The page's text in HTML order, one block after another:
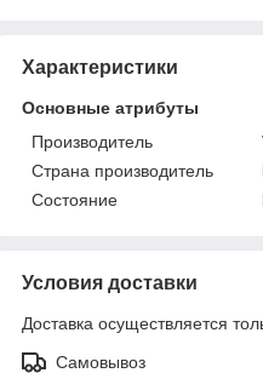
Характеристики
Основные атрибуты
Производитель
Страна производитель
Состояние
Условия доставки
Доставка осуществляется
Самовывоз